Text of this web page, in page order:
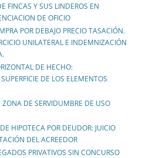
FINCAS Y SUS LINDEROS EN
DE OFICIO
POR DEBAJO PRECIO TASACIÓN.
UNILATERAL E INDEMNIZACIÓN
DE HECHO:
DE LOS ELEMENTOS
DE SERVIDUMBRE DE USO
HIPOTECA POR DEUDOR: JUICIO
DEL ACREEDOR
PRIVATIVOS SIN CONCURSO